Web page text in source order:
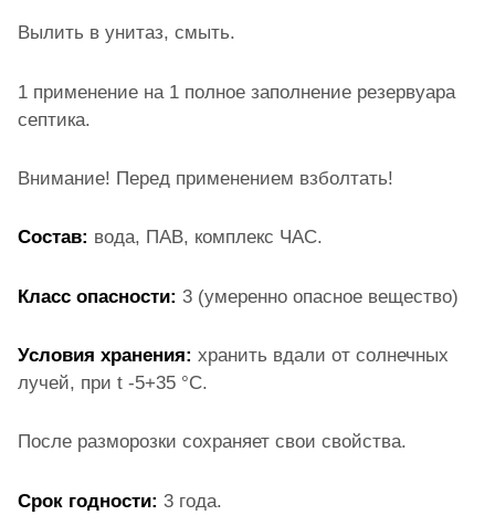
Вылить в унитаз, смыть.
1 применение на 1 полное заполнение резервуара
септика.
Внимание! Перед применением взболтать!
Состав: вода, ПАВ, комплекс ЧАС.
Класс опасности: 3 (умеренно опасное вещество)
Условия хранения: хранить вдали от солнечных
лучей, при t -5+35 °С.
После разморозки сохраняет свои свойства.
Срок годности: 3 года.